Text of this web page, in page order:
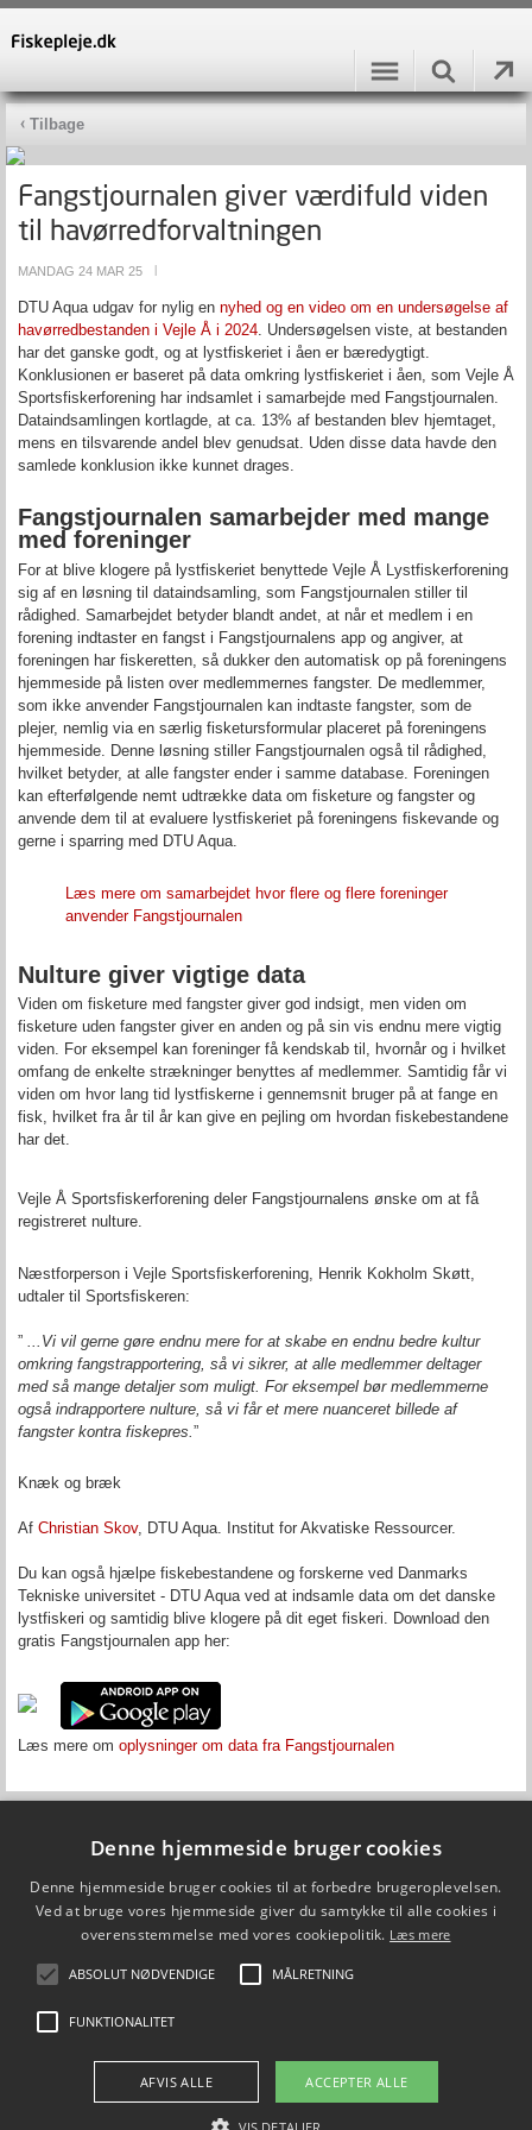
Tilbage
Fangstjournalen giver værdifuld viden
til havørredforvaltningen
MANDAG 24 MAR 25
DTU Aqua udgav for nylig en nyhed og en video om en undersøgelse af
havørredbestanden i Vejle Å i 2024 . Undersøgelsen viste, at bestanden
har det ganske godt, og at lystfiskeriet i åen er bæredygtigt.
Konklusionen er baseret på data omkring lystfiskeriet i åen, som Vejle Å
Sportsfiskerforening har indsamlet i samarbejde med Fangstjournalen.
Dataindsamlingen kortlagde, at ca. 13% af bestanden blev hjemtaget,
mens en tilsvarende andel blev genudsat. Uden disse data havde den
samlede konklusion ikke kunnet drages.
Fangstjournalen samarbejder med mange
med foreninger
For at blive klogere på lystfiskeriet benyttede Vejle Å Lystfiskerforening
sig af en løsning til dataindsamling, som Fangstjournalen stiller til
rådighed. Samarbejdet betyder blandt andet, at når et medlem i en
forening indtaster en fangst i Fangstjournalens app og angiver, at
foreningen har fiskeretten, så dukker den automatisk op på foreningens
hjemmeside på listen over medlemmernes fangster. De medlemmer,
som ikke anvender Fangstjournalen kan indtaste fangster, som de
plejer, nemlig via en særlig fisketursformular placeret på foreningens
hjemmeside. Denne løsning stiller Fangstjournalen også til rådighed,
hvilket betyder, at alle fangster ender i samme database. Foreningen
kan efterfølgende nemt udtrække data om fisketure og fangster og
anvende dem til at evaluere lystfiskeriet på foreningens fiskevande og
gerne i sparring med DTU Aqua.
Læs mere om samarbejdet hvor flere og flere foreninger
anvender Fangstjournalen
Nulture giver vigtige data
Viden om fisketure med fangster giver god indsigt, men viden om
fisketure uden fangster giver en anden og på sin vis endnu mere vigtig
viden. For eksempel kan foreninger få kendskab til, hvornår og i hvilket
omfang de enkelte strækninger benyttes af medlemmer. Samtidig får vi
viden om hvor lang tid lystfiskerne i gennemsnit bruger på at fange en
fisk, hvilket fra år til år kan give en pejling om hvordan fiskebestandene
har det.
Vejle Å Sportsfiskerforening deler Fangstjournalens ønske om at få
registreret nulture.
Næstforperson i Vejle Sportsfiskerforening, Henrik Kokholm Skøtt,
udtaler til Sportsfiskeren:
”
...Vi vil gerne gøre endnu mere for at skabe en endnu bedre kultur
omkring fangstrapportering, så vi sikrer, at alle medlemmer deltager
med så mange detaljer som muligt. For eksempel bør medlemmerne
også indrapportere nulture, så vi får et mere nuanceret billede af
fangster kontra fiskepres. ”
Knæk og bræk
Af Christian Skov, DTU Aqua. Institut for Akvatiske Ressourcer.
Du kan også hjælpe fiskebestandene og forskerne ved Danmarks
Tekniske universitet - DTU Aqua ved at indsamle data om det danske
lystfiskeri og samtidig blive klogere på dit eget fiskeri. Download den
gratis Fangstjournalen app her:
Læs mere om oplysninger om data fra Fangstjournalen
DTU Aqua - Institut for Akvatiske Ressourcer
Vejlsøvej 39
8600 Silkeborg
ffi@aqua.dtu.dk
FØLG OS PÅ
Denne hjemmeside bruger cookies
Denne hjemmeside bruger cookies til at forbedre brugeroplevelsen.
Ved at bruge vores hjemmeside giver du samtykke til alle cookies i
overensstemmelse med vores cookiepolitik. Læs mere
ABSOLUT NØDVENDIGE MÅLRETNING
FUNKTIONALITET
ACCEPTER ALLE
AFVIS ALLE